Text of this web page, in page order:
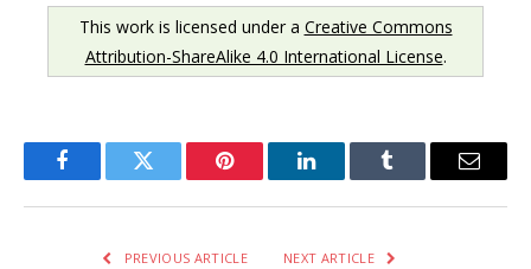
This work is licensed under a Creative Commons
Attribution-ShareAlike 4.0 International License.
FacebookTwitter Pinterest LinkedInTumblr Email
PREVIOUS ARTICLE NEXT ARTICLE